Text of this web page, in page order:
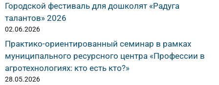
Городской фестиваль для дошколят «Радуга
талантов» 2026
02.06.2026
Практико-ориентированный семинар в рамках
муниципального ресурсного центра «Профессии в
агротехнологиях: кто есть кто?»
28.05.2026